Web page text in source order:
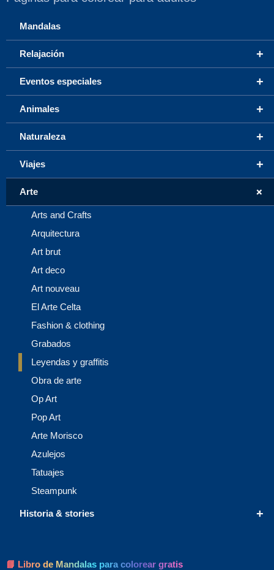
Mandalas
+
Relajación
+
Eventos especiales
+
Animales
+
Naturaleza
+
Viajes
+
Arte
Arts and Crafts
Arquitectura
Art brut
Art deco
Art nouveau
El Arte Celta
Fashion & clothing
Grabados
Leyendas y graffitis
Obra de arte
Op Art
Pop Art
Arte Morisco
Azulejos
Tatuajes
Steampunk
+
Historia & stories
📘 Libro de Mandalas para colorear gratis